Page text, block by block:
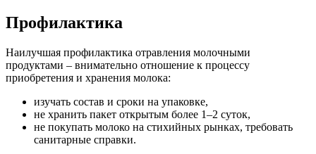
Профилактика
Наилучшая профилактика отравления молочными
продуктами – внимательно отношение к процессу
приобретения и хранения молока:
изучать состав и сроки на упаковке,
не хранить пакет открытым более 1–2 суток,
не покупать молоко на стихийных рынках, требовать
санитарные справки.